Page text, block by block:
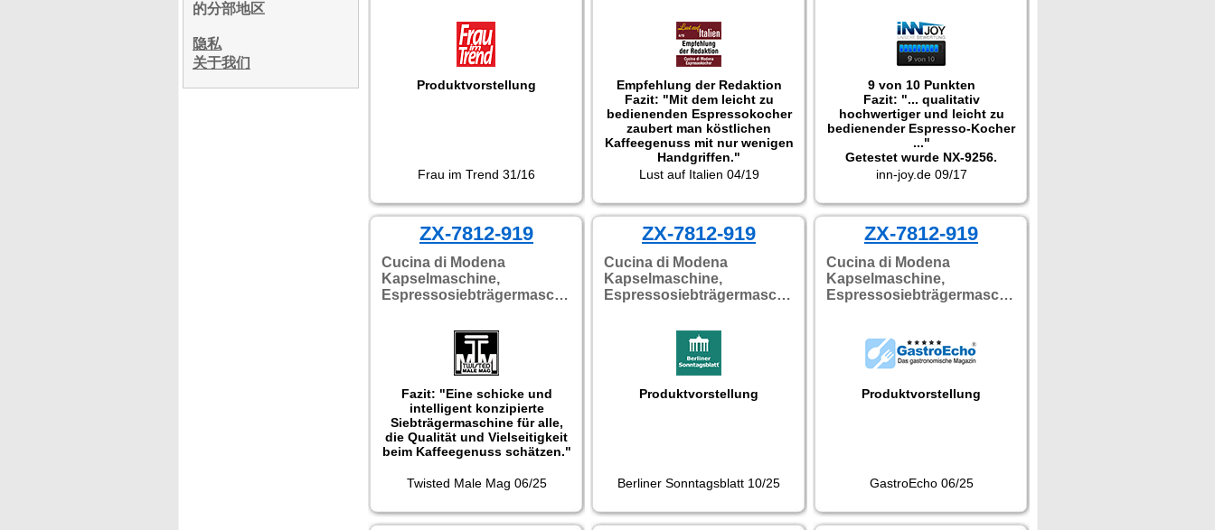
的分部地区
隐私
关于我们
Produktvorstellung
Frau im Trend 31/16
Empfehlung der Redaktion
Fazit: "Mit dem leicht zu
bedienenden Espressokocher
zaubert man köstlichen
Kaffeegenuss mit nur wenigen
Handgriffen."
Getestet wurde NX-9256.
Lust auf Italien 04/19
9 von 10 Punkten
Fazit: "... qualitativ
hochwertiger und leicht zu
bedienender Espresso-Kocher
..."
Getestet wurde NX-9256.
inn-joy.de 09/17
ZX-7812-919
Cucina di Modena
Kapselmaschine,
Espressosiebträgermaschine
Fazit: "Eine schicke und
intelligent konzipierte
Siebträgermaschine für alle,
die Qualität und Vielseitigkeit
beim Kaffeegenuss schätzen."
Twisted Male Mag 06/25
ZX-7812-919
Cucina di Modena
Kapselmaschine,
Espressosiebträgermaschine
Produktvorstellung
Berliner Sonntagsblatt 10/25
ZX-7812-919
Cucina di Modena
Kapselmaschine,
Espressosiebträgermaschine
Produktvorstellung
GastroEcho 06/25